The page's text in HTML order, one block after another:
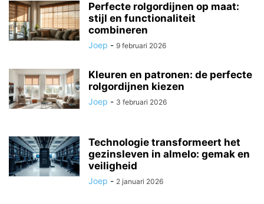
Perfecte rolgordijnen op maat:
stijl en functionaliteit
combineren
Joep - 9 februari 2026
Kleuren en patronen: de perfecte
rolgordijnen kiezen
Joep - 3 februari 2026
Technologie transformeert het
gezinsleven in almelo: gemak en
veiligheid
Joep - 2 januari 2026